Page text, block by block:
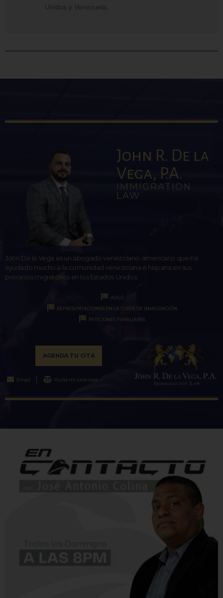
Unidos y Venezuela.
John R. De la
Vega, P.A.
IMMIGRATION
LAW
John De la Vega es un abogado venezolano-americano que ha
ayudado mucho a la comunidad venezolana e hispana en sus
procesos migratorios en los Estados Unidos.
ASILO
REPRESENTACIONES EN LA CORTE DE INMIGRACIÓN
PETICIONES FAMILIARES
AGENDA TU CITA
Email Visita mi sitio web